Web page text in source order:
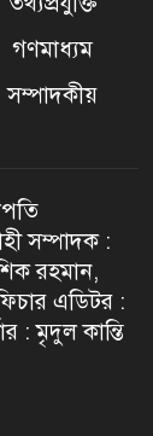
গণমাধ্যম
সম্পাদকীয়
সম্পাদক :
রহমান,
এডিটর :
: মৃদুল কান্তি